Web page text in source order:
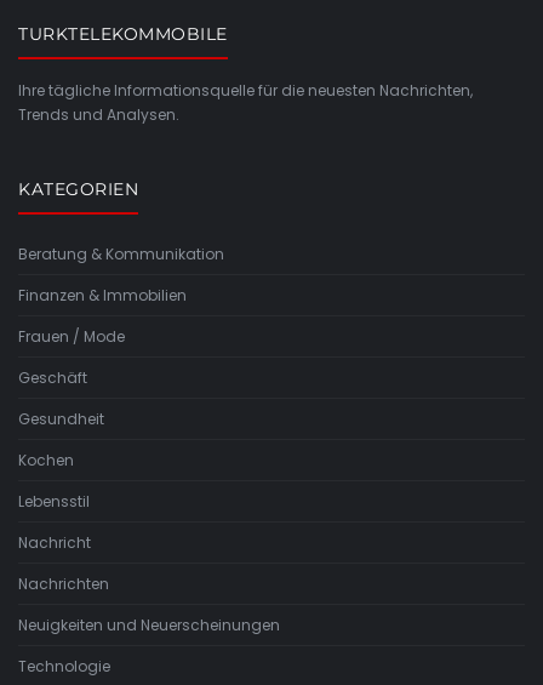
TURKTELEKOMMOBILE
Ihre tägliche Informationsquelle für die neuesten Nachrichten,
Trends und Analysen.
KATEGORIEN
Beratung & Kommunikation
Finanzen & Immobilien
Frauen / Mode
Geschäft
Gesundheit
Kochen
Lebensstil
Nachricht
Nachrichten
Neuigkeiten und Neuerscheinungen
Technologie